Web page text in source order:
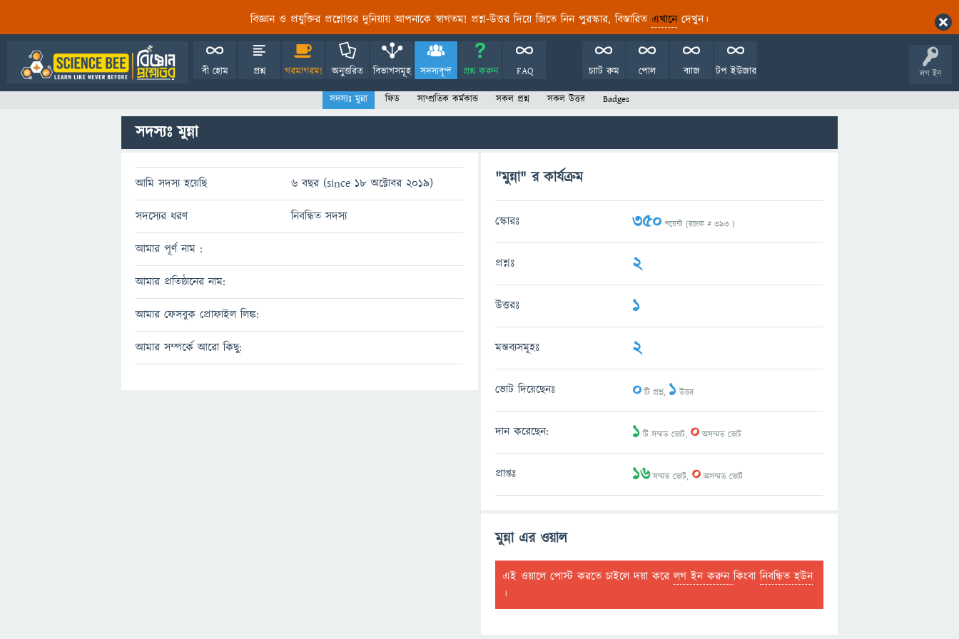
বিজ্ঞান ও প্রযুক্তির প্রশ্নোত্তর দুনিয়ায় আপনাকে স্বাগতম! প্রশ্ন-উত্তর দিয়ে জিতে নিন পুরস্কার, বিস্তারিত এখানেদেখুন।
লগ ইন
বী হোম প্রশ্ন গরমাগরম! অনুত্তরিত বিভাগসমূহ সদস্যবৃন্দ প্রশ্ন করুন FAQ টপ ইউজার
ব্যাজ
পোল
চ্যাট রুম
সদস্যঃ মুন্না ফিড সাম্প্রতিক কর্মকান্ড সকল প্রশ্ন সকল উত্তর Badges
সদস্যঃ মুন্না
আমি সদস্য হয়েছি 6 বছর (since 18 অক্টোবর 2019)
সদস্যের ধরণ নিবন্ধিত সদস্য
আমার পূর্ণ নাম :
আমার প্রতিষ্ঠানের নাম:
আমার ফেসবুক প্রোফাইল লিঙ্ক:
আমার সম্পর্কে আরো কিছু:
"মুন্না" র কার্যক্রম
স্কোরঃ 350 পয়েন্ট (র‌্যাংক #393 )
প্রশ্নঃ 2
উত্তরঃ 1
মন্তব্যসমূহঃ 2
ভোট দিয়েছেনঃ 0টি প্রশ্ন, 1উত্তর
দান করেছেন: 1টি সম্মত ভোট, 0অসম্মত ভোট
প্রাপ্তঃ 16সম্মত ভোট, 0অসম্মত ভোট
মুন্না এর ওয়াল
এই ওয়ালে পোস্ট করতে চাইলে দয়া করেলগ ইন করুনকিংবানিবন্ধিত হউন
।